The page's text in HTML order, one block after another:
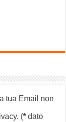
tua Email non
(* dato